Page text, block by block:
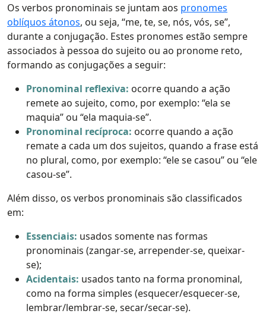
Os verbos pronominais se juntam aos pronomes
oblíquos átonos, ou seja, “me, te, se, nós, vós, se”,
durante a conjugação. Estes pronomes estão sempre
associados à pessoa do sujeito ou ao pronome reto,
formando as conjugações a seguir:
Pronominal reflexiva: ocorre quando a ação
remete ao sujeito, como, por exemplo: “ela se
maquia” ou “ela maquia-se”.
Pronominal recíproca: ocorre quando a ação
remate a cada um dos sujeitos, quando a frase está
no plural, como, por exemplo: “ele se casou” ou “ele
casou-se”.
Além disso, os verbos pronominais são classificados
em:
Essenciais: usados somente nas formas
pronominais (zangar-se, arrepender-se, queixar-
se);
Acidentais: usados tanto na forma pronominal,
como na forma simples (esquecer/esquecer-se,
lembrar/lembrar-se, secar/secar-se).